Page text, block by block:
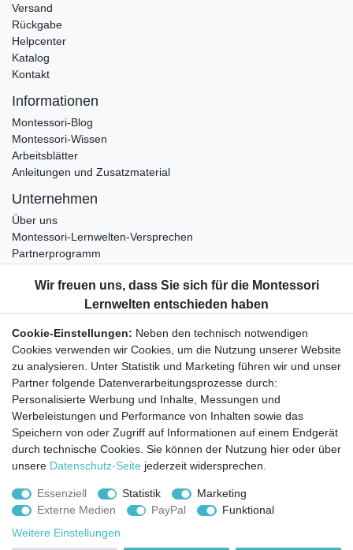
Versand
Rückgabe
Helpcenter
Katalog
Kontakt
Informationen
Montessori-Blog
Montessori-Wissen
Arbeitsblätter
Anleitungen und Zusatzmaterial
Unternehmen
Über uns
Montessori-Lernwelten-Versprechen
Partnerprogramm
Bestellung widerrufen
Datenschutzerklärung
AGB
Impressum
Aktuelles rund um Montessori-Materialien und
Montessori-Pädagogik.
Kostenfreie wöchentliche Infos
Hiermit bestätige ich, dass ich dieDaten­schutz­erklärunggelesen habe. Sie
Abonnieren
Cookie-Einstellungen: Neben den technisch notwendigen
Cookies verwenden wir Cookies, um die Nutzung unserer Website
zu analysieren. Unter Statistik und Marketing führen wir und unser
Partner folgende Datenverarbeitungsprozesse durch:
Personalisierte Werbung und Inhalte, Messungen und
Werbeleistungen und Performance von Inhalten sowie das
Speichern von oder Zugriff auf Informationen auf einem Endgerät
durch technische Cookies. Sie können der Nutzung hier oder über
unsere Datenschutz-Seite jederzeit widersprechen.
Essenziell Statistik
Marketing
Externe Medien
PayPal
Funktional
Weitere Einstellungen